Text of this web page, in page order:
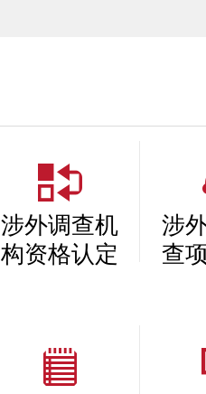
涉外调查机
构资格认定
涉
查